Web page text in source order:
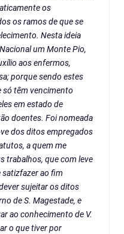
os
os ramos de que se
Nesta ideia
um Monte Pio,
aos enfermos,
porque sendo estes
só têm vencimento
em estado de
doentes. Foi nomeada
dos ditos empregados
a quem me
trabalhos, que com leve
satizfazer ao fim
sujeitar os ditos
de S. Magestade, e
ao conhecimento de V.
o que tiver por